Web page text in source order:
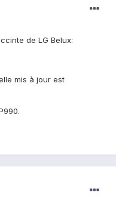
de LG Belux:
mis à jour est